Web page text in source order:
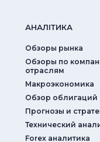
АНАЛIТИКА
Обзоры рынка
Обзоры по
отраслям
Макроэкономика
Обзор облигаций
Прогнозы и
Технический
Forex аналитика